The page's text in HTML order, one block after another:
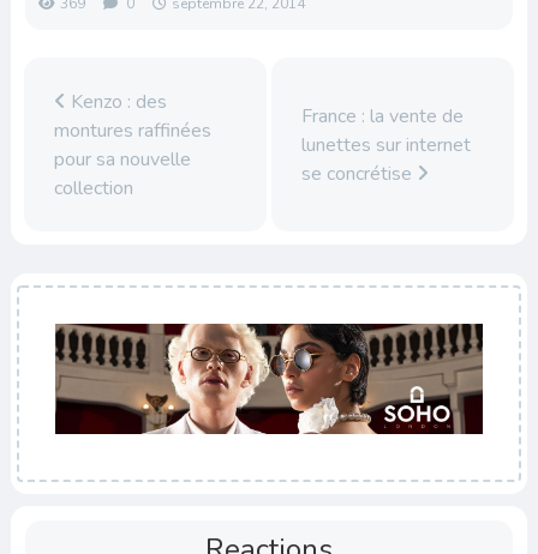
Kenzo : des
montures raffinées
pour sa nouvelle
collection
France : la vente de
lunettes sur internet
se concrétise